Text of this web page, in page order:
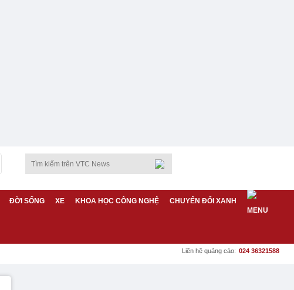
ĐỜI SỐNG XE KHOA HỌC CÔNG NGHỆ CHUYỂN ĐỔI XANH
Liên hệ quảng cáo: 024 36321588